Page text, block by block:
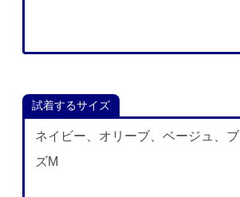
試着するサイズ
ネイビー、オリーブ、ベージュ、
ズM